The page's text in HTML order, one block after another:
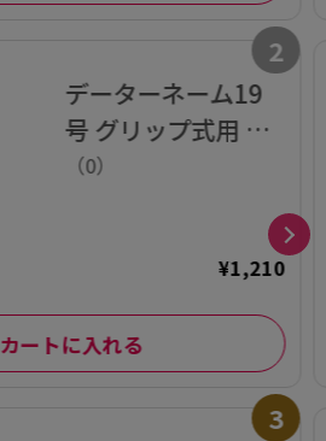
2
データーネーム19
号 グリップ式用 ス
タンド
（0）
¥1,210
カートに入れる
3